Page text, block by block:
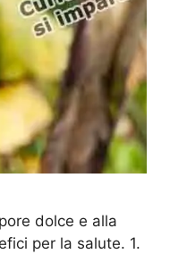
dolce e alla
per la salute. 1.